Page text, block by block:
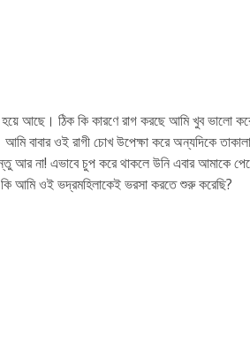
আছে। ঠিক কি কারণে রাগ করছে আমি খুব ভালো
বাবার ওই রাগী চোখ উপেক্ষা করে অন্যদিকে
আর না! এভাবে চুপ করে থাকলে উনি এবার
আমি ওই ভদ্রমহিলাকেই ভরসা করতে শুরু করেছি?